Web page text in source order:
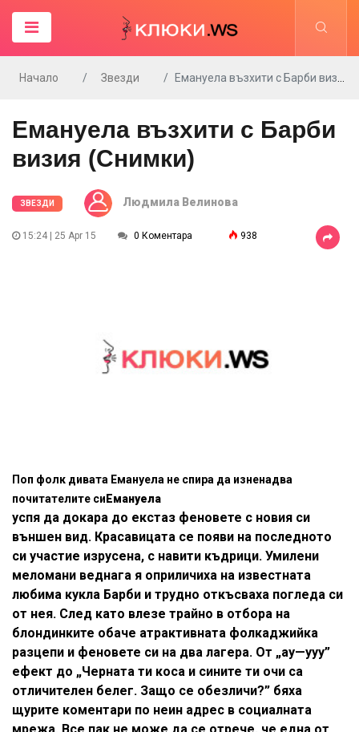
Начало Звезди Емануела възхити с Барби визия (Снимки)
Емануела възхити с Барби
визия (Снимки)
ЗВЕЗДИ Людмила Велинова
15:24 | 25 Apr 15 0 Коментара 938
Поп фолк дивата Емануела не спира да изненадва
почитателите си Емануела
успя да докара до екстаз феновете с новия си
външен вид. Красавицата се появи на последното
си участие изрусена, с навити къдрици. Умилени
меломани веднага я оприличиха на известната
любима кукла Барби и трудно откъсваха погледа си
от нея. След като влезе трайно в отбора на
блондинките обаче атрактивната фолкаджийка
разцепи и феновете си на два лагера. От „ау—ууу”
ефект до „Черната ти коса и сините ти очи са
отличителен белег. Защо се обезличи?” бяха
щурите коментари по неин адрес в социалната